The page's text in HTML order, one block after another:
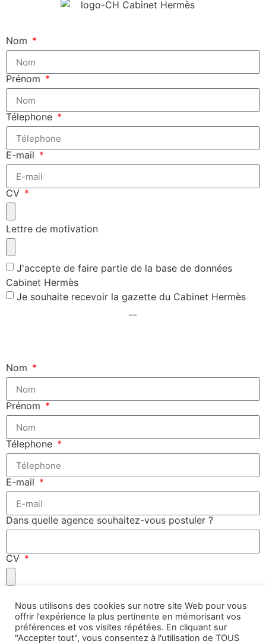
Nous utilisons des cookies sur notre site Web pour vous
offrir l'expérience la plus pertinente en mémorisant vos
préférences et vos visites répétées. En cliquant sur
"Accepter tout", vous consentez à l'utilisation de TOUS
Nom
Prénom
Télephone
E-mail
CV
Lettre de motivation
J'accepte de faire partie de la base de données
Cabinet Hermès
Je souhaite recevoir la gazette du Cabinet Hermès
Envoyer
Nom
Prénom
Télephone
E-mail
Dans quelle agence souhaitez-vous postuler ?
CV
J'accepte de faire partie de la base de données